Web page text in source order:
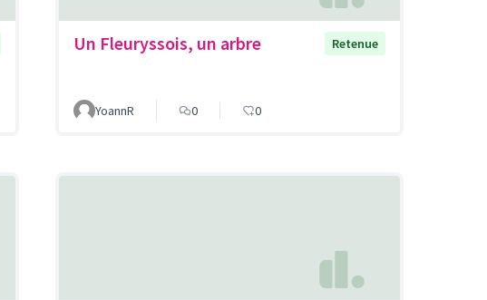
Un Fleuryssois, un arbre Retenue
YoannR 0 0